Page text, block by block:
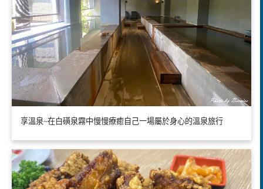
享溫泉~在白磺泉霧中慢慢療癒自己一場屬於身心的溫泉旅行